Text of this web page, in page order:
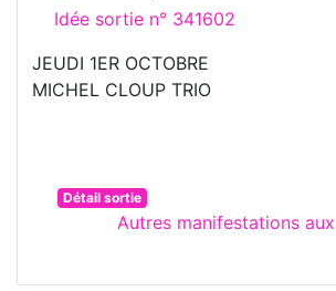
Idée sortie n° 341602
JEUDI 1ER OCTOBRE
MICHEL CLOUP TRIO
Détail sortie
Autres manifestations